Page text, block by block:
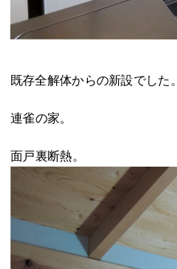
既存全解体からの新設でした。
連雀の家。
面戸裏断熱。